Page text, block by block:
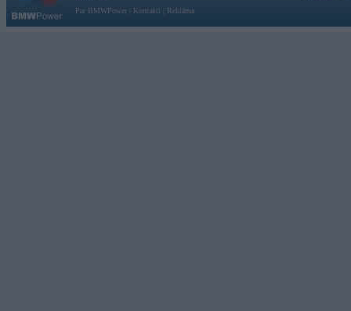
Par BMWPower
Kontakti Reklāma